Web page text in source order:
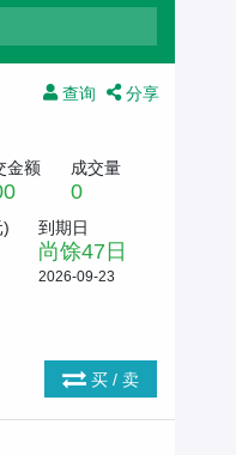
查询 分享
金额 成交量
0
) 到期日
尚馀47日
2026-09-23
买 / 卖